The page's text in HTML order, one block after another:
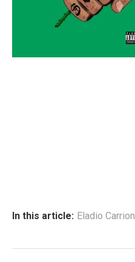
In this article: Eladio Carrion